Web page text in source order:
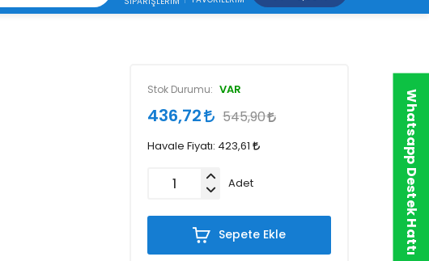
Stok Durumu: VAR
436,72 545,90
Havale Fiyatı: 423,61
Adet
Sepete Ekle Whatsapp Destek Hattı